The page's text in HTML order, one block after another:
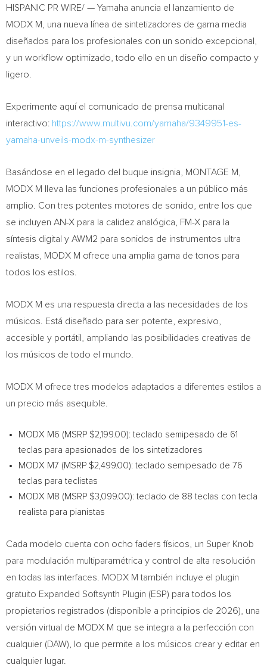
HISPANIC PR WIRE/ — Yamaha anuncia el lanzamiento de
MODX M, una nueva línea de sintetizadores de gama media
diseñados para los profesionales con un sonido excepcional,
y un workflow optimizado, todo ello en un diseño compacto y
ligero.
Experimente aquí el comunicado de prensa multicanal
interactivo: https://www.multivu.com/yamaha/9349951-es-
yamaha-unveils-modx-m-synthesizer
Basándose en el legado del buque insignia, MONTAGE M,
MODX M lleva las funciones profesionales a un público más
amplio. Con tres potentes motores de sonido, entre los que
se incluyen AN-X para la calidez analógica, FM-X para la
síntesis digital y AWM2 para sonidos de instrumentos ultra
realistas, MODX M ofrece una amplia gama de tonos para
todos los estilos.
MODX M es una respuesta directa a las necesidades de los
músicos. Está diseñado para ser potente, expresivo,
accesible y portátil, ampliando las posibilidades creativas de
los músicos de todo el mundo.
MODX M ofrece tres modelos adaptados a diferentes estilos a
un precio más asequible.
MODX M6 (MSRP $2,199.00): teclado semipesado de 61
teclas para apasionados de los sintetizadores
MODX M7 (MSRP $2,499.00): teclado semipesado de 76
teclas para teclistas
MODX M8 (MSRP $3,099.00): teclado de 88 teclas con tecla
realista para pianistas
Cada modelo cuenta con ocho faders físicos, un Super Knob
para modulación multiparamétrica y control de alta resolución
en todas las interfaces. MODX M también incluye el plugin
gratuito Expanded Softsynth Plugin (ESP) para todos los
propietarios registrados (disponible a principios de 2026), una
versión virtual de MODX M que se integra a la perfección con
cualquier (DAW), lo que permite a los músicos crear y editar en
cualquier lugar.